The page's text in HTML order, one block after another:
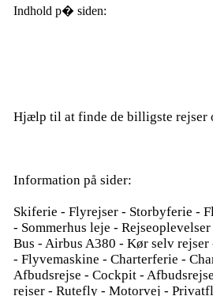
Indhold p� siden:
Hjælp til at finde de billigste rejser
Information på sider:
Skiferie - Flyrejser - Storbyferie -
- Sommerhus leje -
Bus - Airbus A380 - Kør selv
- Flyvemaskine - Charterferie -
Afbudsrejse - Cockpit -
rejser - Rutefly - Motorvej -